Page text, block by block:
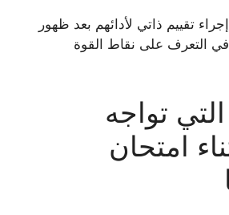
تقييم ذاتي لأدائهم بعد ظهور
في التعرف على نقاط القوة
تواجه
امتحان